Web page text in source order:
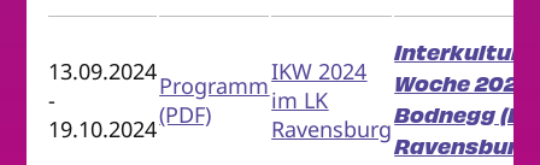
13.09.2024
-
19.10.2024
Programm
(PDF)
IKW 2024
im LK
Ravensburg
Woche 2024
Bodnegg (LK
Ravensburg)